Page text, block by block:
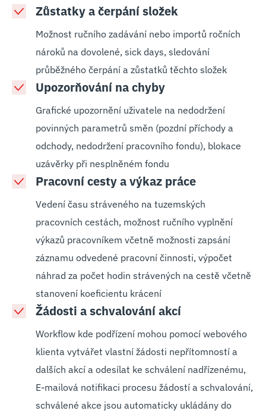
Zůstatky a čerpání složek
Možnost ručního zadávání nebo importů ročních
nároků na dovolené, sick days, sledování
průběžného čerpání a zůstatků těchto složek
Upozorňování na chyby
Grafické upozornění uživatele na nedodržení
povinných parametrů směn (pozdní příchody a
odchody, nedodržení pracovního fondu), blokace
uzávěrky při nesplněném fondu
Pracovní cesty a výkaz práce
Vedení času stráveného na tuzemských
pracovních cestách, možnost ručního vyplnění
výkazů pracovníkem včetně možnosti zapsání
záznamu odvedené pracovní činnosti, výpočet
náhrad za počet hodin strávených na cestě včetně
stanovení koeficientu krácení
Žádosti a schvalování akcí
Workflow kde podřízení mohou pomocí webového
klienta vytvářet vlastní žádosti nepřítomností a
dalších akcí a odesílat ke schválení nadřízenému,
E-mailová notifikaci procesu žádostí a schvalování,
schválené akce jsou automaticky ukládány do